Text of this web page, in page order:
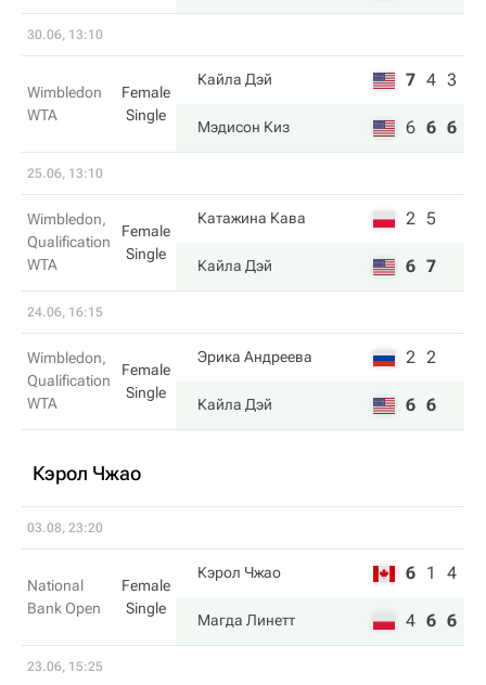
30.06, 13:10
Wimbledon
WTA
Female
Single
Кайла Дэй 7 4 3
Мэдисон Киз 6 6 6
25.06, 13:10
Wimbledon,
Qualification
WTA
Female
Single
Катажина Кава 2 5
Кайла Дэй 6 7
24.06, 16:15
Wimbledon,
Qualification
WTA
Female
Single
Эрика Андреева 2 2
Кайла Дэй 6 6
Кэрол Чжао
03.08, 23:20
National
Bank Open
Female
Single
Кэрол Чжао 6 1 4
Магда Линетт 4 6 6
23.06, 15:25